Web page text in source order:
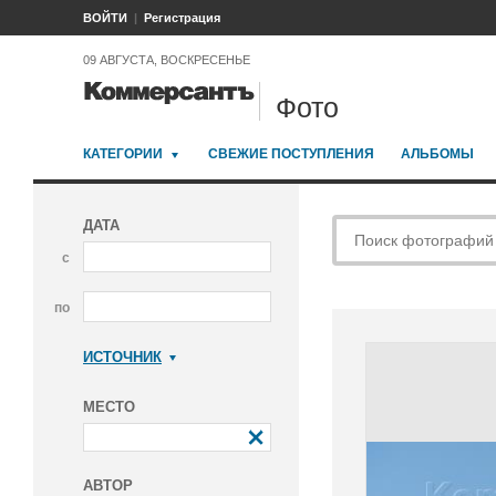
ВОЙТИ Регистрация
09 АВГУСТА, ВОСКРЕСЕНЬЕ
Фото
КАТЕГОРИИ СВЕЖИЕ ПОСТУПЛЕНИЯ АЛЬБОМЫ
ДАТА
с
по
ИСТОЧНИК
МЕСТО
АВТОР